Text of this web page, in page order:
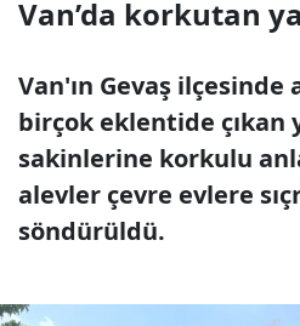
Van’da korkutan
Van'ın Gevaş ilçesinde
birçok eklentide çıkan
sakinlerine korkulu
alevler çevre evlere
söndürüldü.